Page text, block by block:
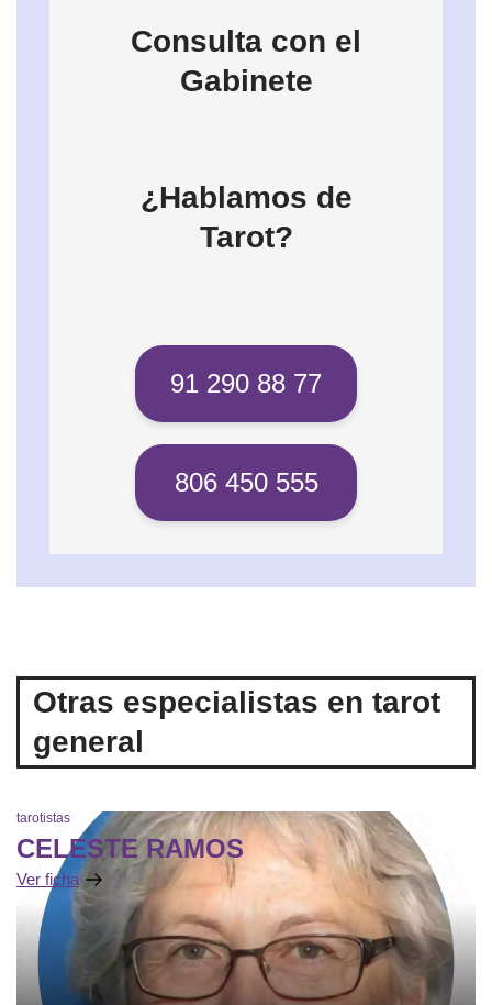
Consulta con el
Gabinete
¿Hablamos de
Tarot?
91 290 88 77
806 450 555
Otras especialistas en tarot
general
tarotistas
CELESTE RAMOS
Ver ficha